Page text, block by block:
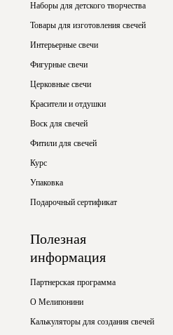
Наборы для детского творчества
Товары для изготовления свечей
Интерьерные свечи
Фигурные свечи
Церковные свечи
Красители и отдушки
Воск для свечей
Фитили для свечей
Курс
Упаковка
Подарочный сертификат
Полезная
информация
Партнерская программа
О Мелипонини
Калькуляторы для создания свечей